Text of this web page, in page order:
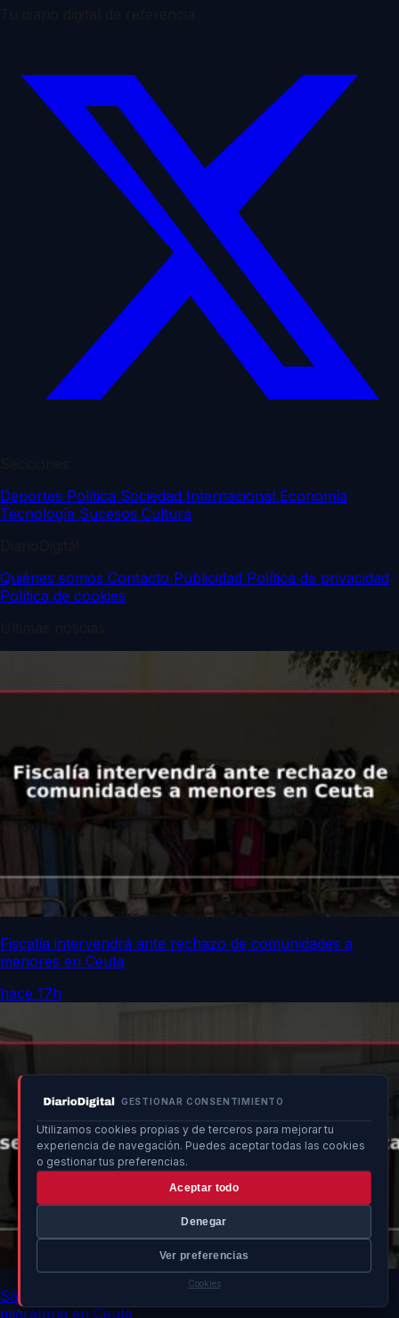
GESTIONAR CONSENTIMIENTO
Utilizamos cookies propias y de terceros para mejorar tu
experiencia de navegación. Puedes aceptar todas las cookies
o gestionar tus preferencias.
Aceptar todo
Denegar
Ver preferencias
Cookies
Deportes Política Sociedad Internacional Economía
Tecnología Sucesos Cultura
Quiénes somos Contacto Publicidad Política de privacidad
Política de cookies
Fiscalía intervendrá ante rechazo de comunidades a
menores en Ceuta
hace 17h
Sánchez discute estrategias para seguridad y ayuda
migratoria en Ceuta